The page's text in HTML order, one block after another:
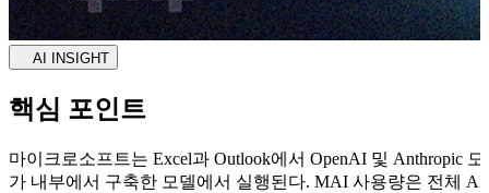
AI INSIGHT
핵심 포인트
마이크로소프트는 Excel과 Outlook에서 OpenAI 및 Anthropic
가 내부에서 구축한 모델에서 실행된다. MAI 사용량은 전체